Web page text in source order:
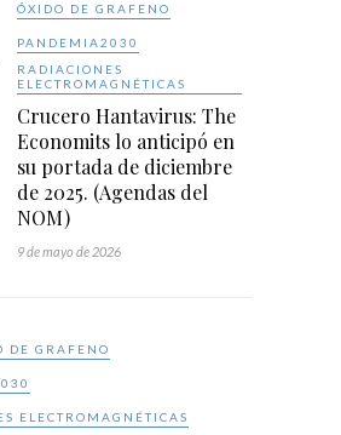
ÓXIDO DE GRAFENO
PANDEMIA2030
RADIACIONES
ELECTROMAGNÉTICAS
Crucero Hantavirus: The
Economits lo anticipó en
su portada de diciembre
de 2025. (Agendas del
NOM)
9 de mayo de 2026
DE GRAFENO
ELECTROMAGNÉTICAS